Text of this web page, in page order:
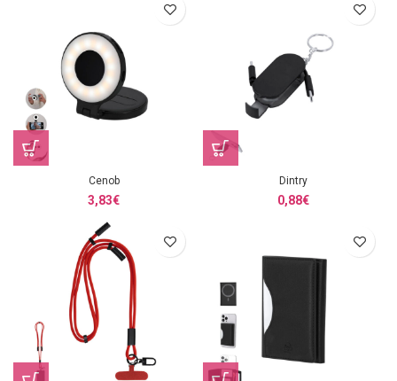
Cenob
3,83€
Dintry
0,88€